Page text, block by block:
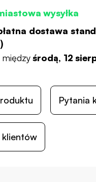
wysyłka
dostawa
)
międzyśrodą, 12
Pytania
klientów